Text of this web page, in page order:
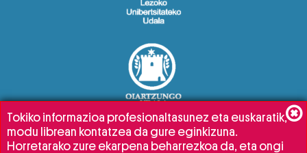
Tokiko informazioa profesionaltasunez eta euskaratik,
modu librean kontatzea da gure eginkizuna.
Horretarako zure ekarpena beharrezkoa da, eta ongi